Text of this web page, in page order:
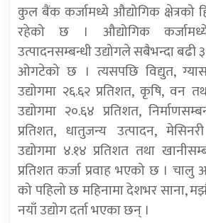
कुल बैंक कर्जामध्ये औद्योगिक क्षेत्रको
रहेको छ । औद्योगिक
उत्पादनसम्बन्धी उद्योगले सबैभन्दा बढी
ओगटेको छ । त्यसपछि विद्युत, ग्यास
उद्योगमा २६.६२ प्रतिशत, कृषि, वन
उद्योगमा २०.६४ प्रतिशत,
प्रतिशत, धातुजन्य उत्पादन,
उद्योगमा ४.१४ प्रतिशत तथा
प्रतिशत कर्जा प्रवाह भएको छ । चालु
को पहिलो छ महिनामा देशभर साना,
नयाँ उद्योग दर्ता भएका छन् ।